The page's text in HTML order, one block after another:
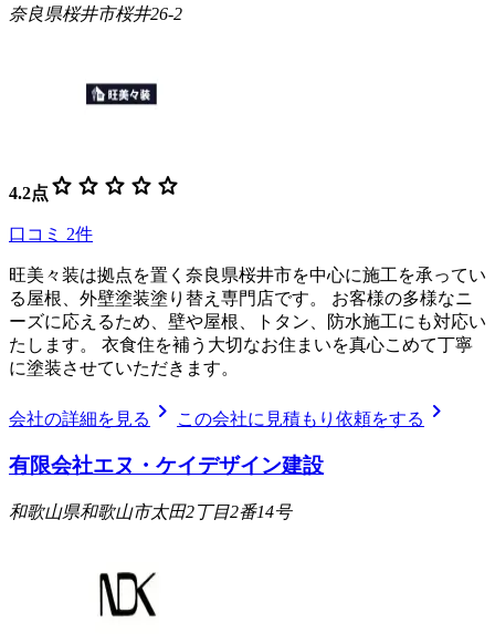
奈良県桜井市桜井26-2
4.2点 star star star star star
口コミ 2件
旺美々装は拠点を置く奈良県桜井市を中心に施工を承ってい
る屋根、外壁塗装塗り替え専門店です。 お客様の多様なニ
ーズに応えるため、壁や屋根、トタン、防水施工にも対応い
たします。 衣食住を補う大切なお住まいを真心こめて丁寧
に塗装させていただきます。
会社の詳細を見る chevron_right この会社に見積もり依頼をする chevron_right
有限会社エヌ・ケイデザイン建設
和歌山県和歌山市太田2丁目2番14号